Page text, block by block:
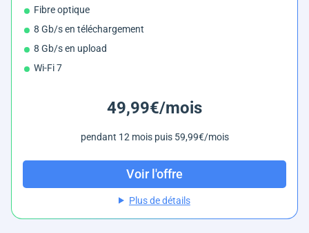
Fibre optique
8 Gb/s en téléchargement
8 Gb/s en upload
Wi-Fi 7
49,99€/mois
pendant 12 mois puis 59,99€/mois
Voir l'offre
Plus de détails